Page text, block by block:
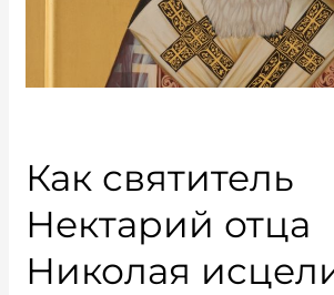
Как святитель
Нектарий отца
Николая